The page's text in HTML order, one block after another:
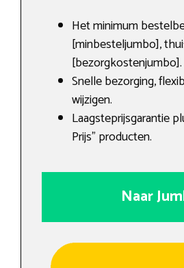
Het minimum
[minbesteljumbo],
[bezorgkostenjumbo].
Snelle bezorging,
wijzigen.
Laagsteprijsgarantie
Prijs” producten.
Naar